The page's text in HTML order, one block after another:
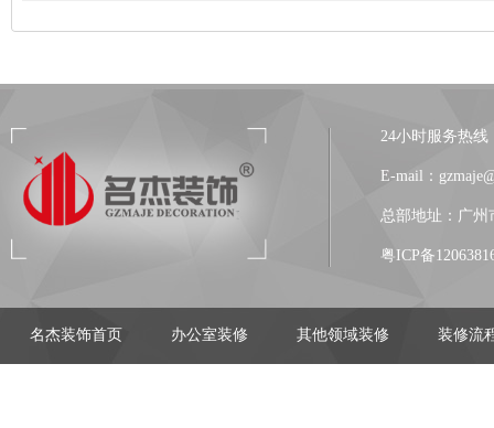
24小时服务热线
E-mail：
总部地址：广州
粤ICP备
名杰装饰首页 办公室装修 其他领域装修 装修流